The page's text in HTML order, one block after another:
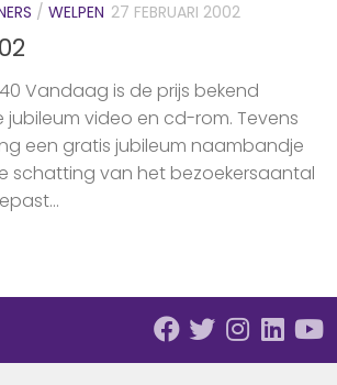
/ WELPEN 27 FEBRUARI 2002
Vandaag is de prijs bekend
video en cd-rom. Tevens
een gratis jubileum naambandje
schatting van het bezoekersaantal